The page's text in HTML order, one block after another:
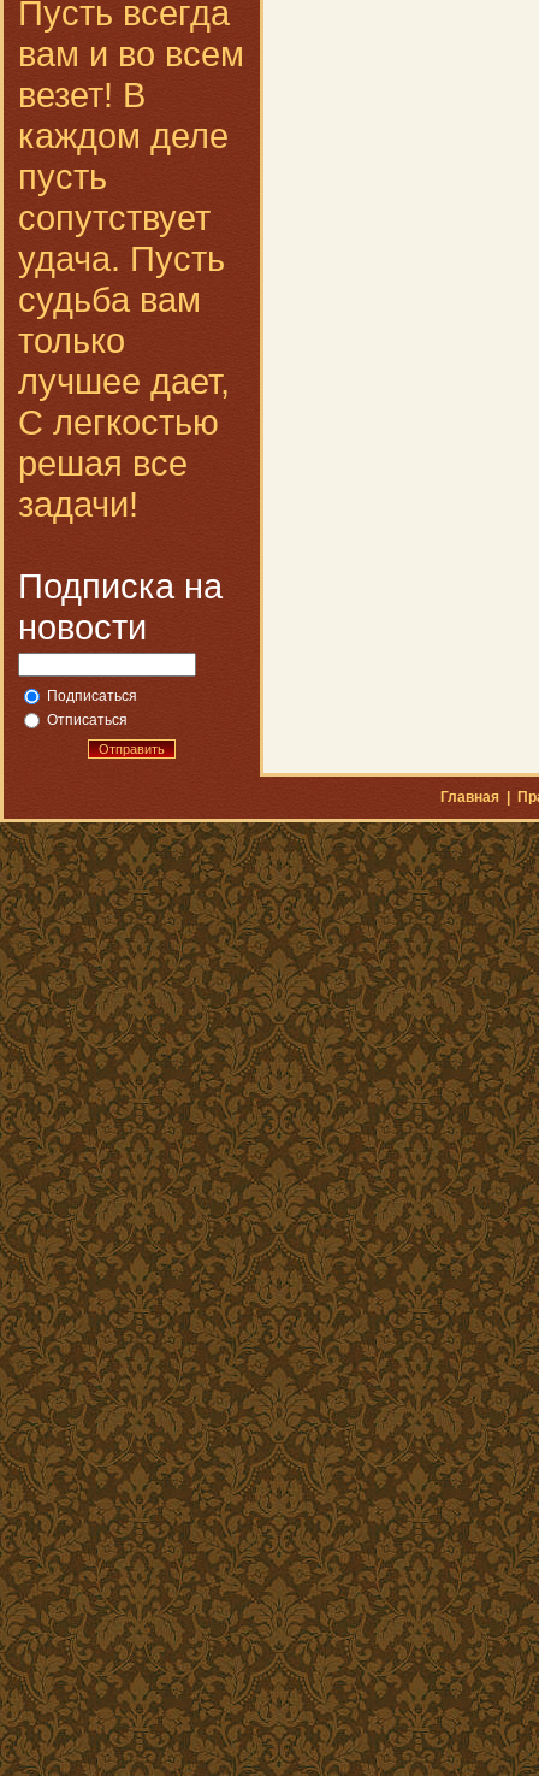
Пусть всегда
вам и во всем
везет! В
каждом деле
пусть
сопутствует
удача. Пусть
судьба вам
только
лучшее дает,
С легкостью
решая все
задачи!
Подписка на
новости
Подписаться
Отписаться
Отправить
Главная|